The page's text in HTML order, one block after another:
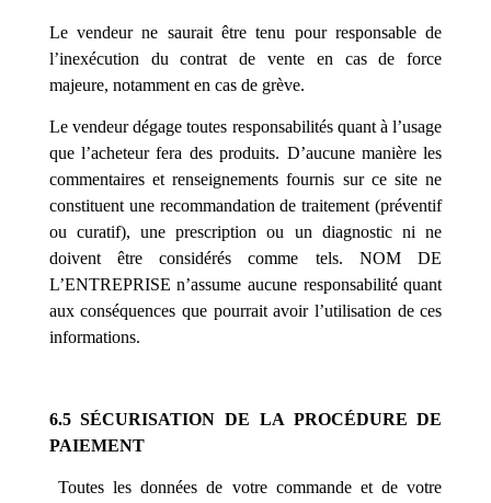
Le vendeur ne saurait être tenu pour responsable de
l’inexécution du contrat de vente en cas de force
majeure, notamment en cas de grève.
Le vendeur dégage toutes responsabilités quant à l’usage
que l’acheteur fera des produits. D’aucune manière les
commentaires et renseignements fournis sur ce site ne
constituent une recommandation de traitement (préventif
ou curatif), une prescription ou un diagnostic ni ne
doivent être considérés comme tels. NOM DE
L’ENTREPRISE n’assume aucune responsabilité quant
aux conséquences que pourrait avoir l’utilisation de ces
informations.
6.5 SÉCURISATION DE LA PROCÉDURE DE
PAIEMENT
Toutes les données de votre commande et de votre